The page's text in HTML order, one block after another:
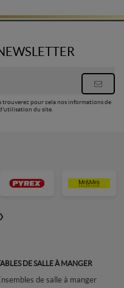
trouverez pour cela nos informations de
du site.
›
DE SALLE À MANGER
de salle à manger